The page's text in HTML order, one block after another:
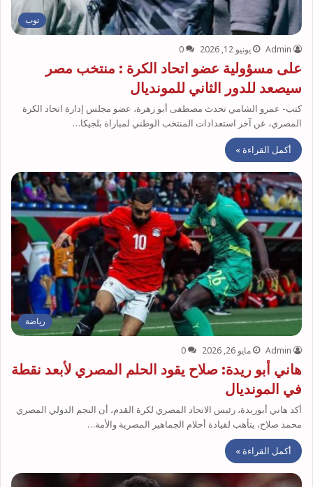
توب
Admin يونيو 12, 2026 0
على مسؤولية عضو اتحاد الكرة : منتخب مصر
سيصعد للدور الثاني للمونديال
كتب- عمرو الشامي تحدث مصطفى أبو زهرة، عضو مجلس إدارة اتحاد الكرة
المصري، عن آخر استعدادات المنتخب الوطني لمباراة بلجيكا…
أكمل القراءة »
رياضة
Admin مايو 26, 2026 0
هاني أبو ريدة: صلاح يقود الحلم المصري لأبعد نقطة
في المونديال
أكد هاني أبوريدة، رئيس الاتحاد المصري لكرة القدم، أن النجم الدولي المصري
محمد صلاح، يتأهب لقيادة أحلام الجماهير المصرية والأمة…
أكمل القراءة »